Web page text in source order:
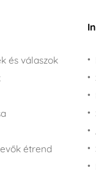
és válaszok
étrend